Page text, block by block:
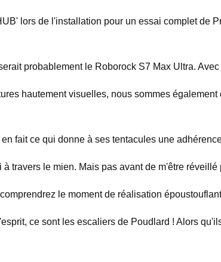
lors de l'installation pour un essai complet de
probablement le Roborock S7 Max Ultra.
hautement visuelles, nous sommes
fait ce qui donne à ses tentacules une
travers le mien. Mais pas avant de m'être
le moment de réalisation
ce sont les escaliers de Poudlard ! Alors